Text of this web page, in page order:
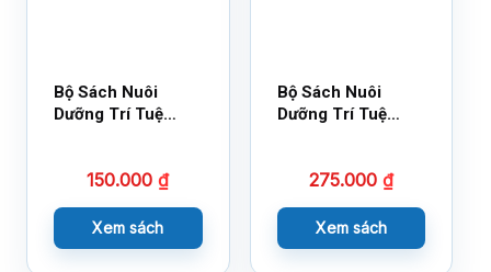
Bộ Sách Nuôi
Dưỡng Trí Tuệ
150.000₫
Xem sách
Bộ Sách Nuôi
Dưỡng Trí Tuệ
275.000 ₫
Xem sách